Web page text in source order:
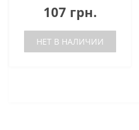
107 грн.
НЕТ В НАЛИЧИИ